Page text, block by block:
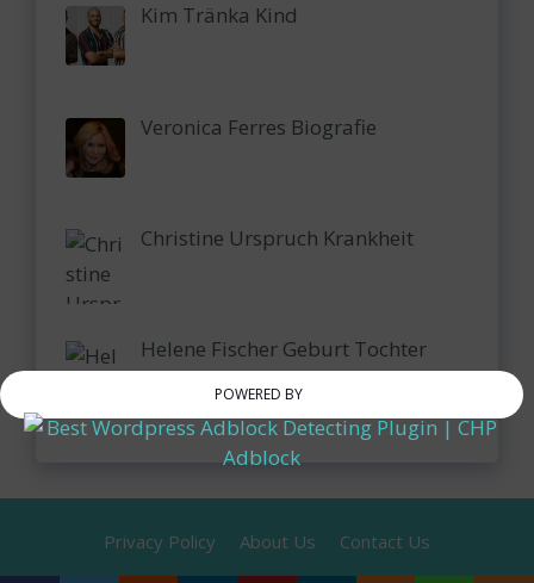
Kim Tränka Kind
Veronica Ferres Biografie
Christine Urspruch Krankheit
Helene Fischer Geburt Tochter
Privacy Policy About Us
Contact Us
POWERED BY